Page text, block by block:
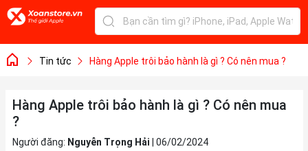
Tin tức Hàng Apple trôi bảo hành là gì ? Có nên mua ?
Hàng Apple trôi bảo hành là gì ? Có nên mua
?
Người đăng: Nguyễn Trọng Hải 06/02/2024